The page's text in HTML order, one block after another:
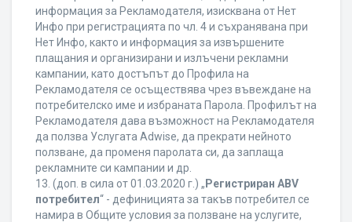
информация за Рекламодателя, изисквана от Нет
Инфо при регистрацията по чл. 4 и съхранявана при
Нет Инфо, както и информация за извършените
плащания и организирани и излъчени рекламни
кампании, като достъпът до Профила на
Рекламодателя се осъществява чрез въвеждане на
потребителско име и избраната Парола. Профилът на
Рекламодателя дава възможност на Рекламодателя
да ползва Услугата Adwise, да прекрати нейното
ползване, да променя паролата си, да заплаща
рекламните си кампании и др.
13. (доп. в сила от 01.03.2020 г.) „ Регистриран ABV
потребител“ - дефиницията за такъв потребител се
намира в Общите условия за ползване на услугите,